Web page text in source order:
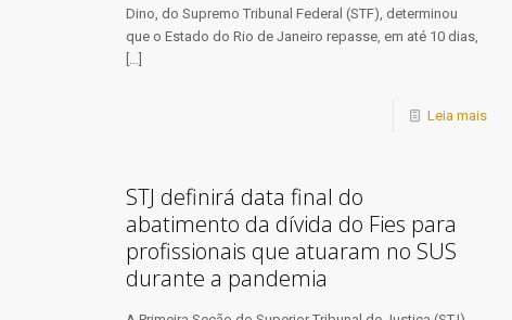
Dino, do Supremo Tribunal Federal (STF), determinou
que o Estado do Rio de Janeiro repasse, em até 10 dias,
[…]
Leia mais
STJ definirá data final do
abatimento da dívida do Fies para
profissionais que atuaram no SUS
durante a pandemia